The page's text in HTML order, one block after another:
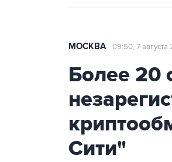
МОСКВА 09:50, 7 августа
Более 20
Сити"